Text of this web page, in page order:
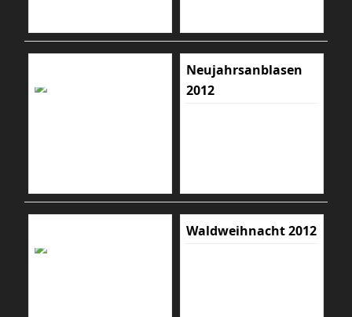
Neujahrsanblasen
2012
Waldweihnacht 2012